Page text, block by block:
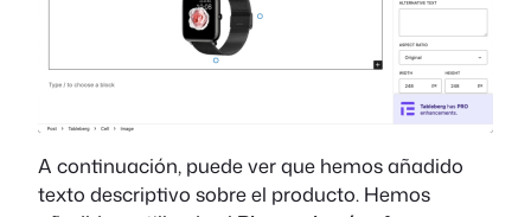
A continuación, puede ver que hemos añadido
texto descriptivo sobre el producto. Hemos